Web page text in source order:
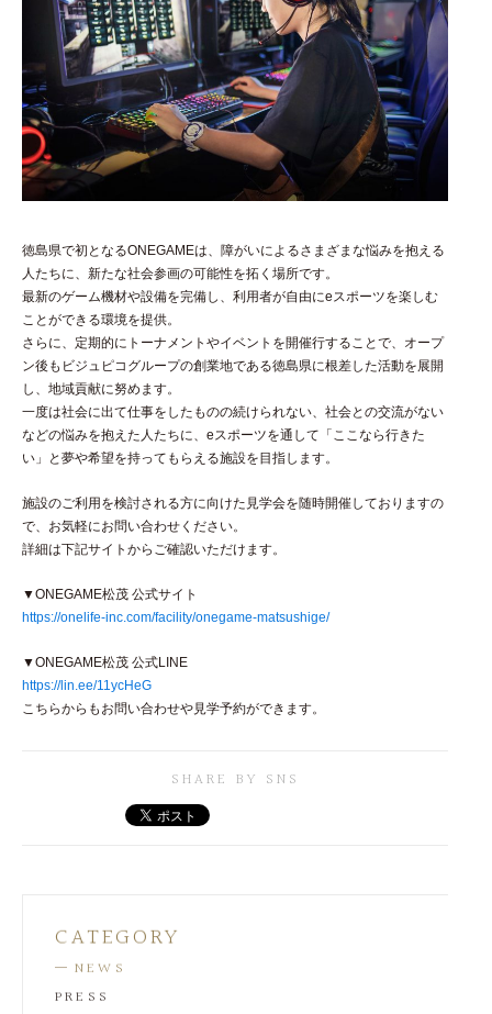
徳島県で初となるONEGAMEは、障がいによるさまざまな悩みを抱える
人たちに、新たな社会参画の可能性を拓く場所です。
最新のゲーム機材や設備を完備し、利用者が自由にeスポーツを楽しむ
ことができる環境を提供。
さらに、定期的にトーナメントやイベントを開催行することで、オープ
ン後もビジュピコグループの創業地である徳島県に根差した活動を展開
し、地域貢献に努めます。
一度は社会に出て仕事をしたものの続けられない、社会との交流がない
などの悩みを抱えた人たちに、eスポーツを通して「ここなら行きた
い」と夢や希望を持ってもらえる施設を目指します。
施設のご利用を検討される方に向けた見学会を随時開催しておりますの
で、お気軽にお問い合わせください。
詳細は下記サイトからご確認いただけます。
▼ONEGAME松茂 公式サイト
https://onelife-inc.com/facility/onegame-matsushige/
▼ONEGAME松茂 公式LINE
https://lin.ee/11ycHeG
こちらからもお問い合わせや見学予約ができます。
SHARE BY SNS
CATEGORY
NEWS
PRESS